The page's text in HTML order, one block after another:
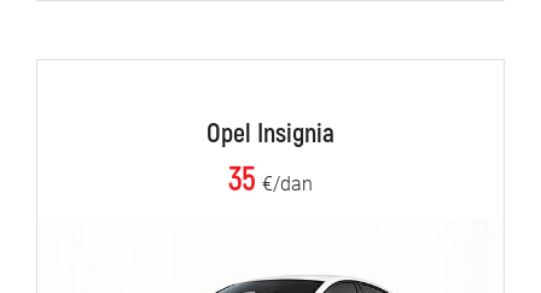
Opel Insignia
35 €/dan